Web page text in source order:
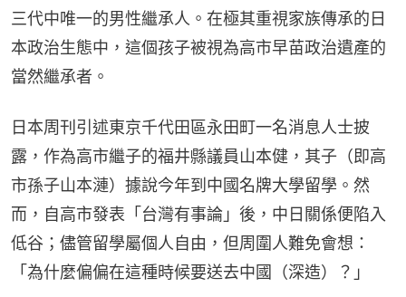
三代中唯一的男性繼承人。在極其重視家族傳承的日
本政治生態中，這個孩子被視為高市早苗政治遺產的
當然繼承者。
日本周刊引述東京千代田區永田町一名消息人士披
露，作為高市繼子的福井縣議員山本健，其子（即高
市孫子山本漣）據說今年到中國名牌大學留學。然
而，自高市發表「台灣有事論」後，中日關係便陷入
低谷；儘管留學屬個人自由，但周圍人難免會想：
「為什麼偏偏在這種時候要送去中國（深造）？」